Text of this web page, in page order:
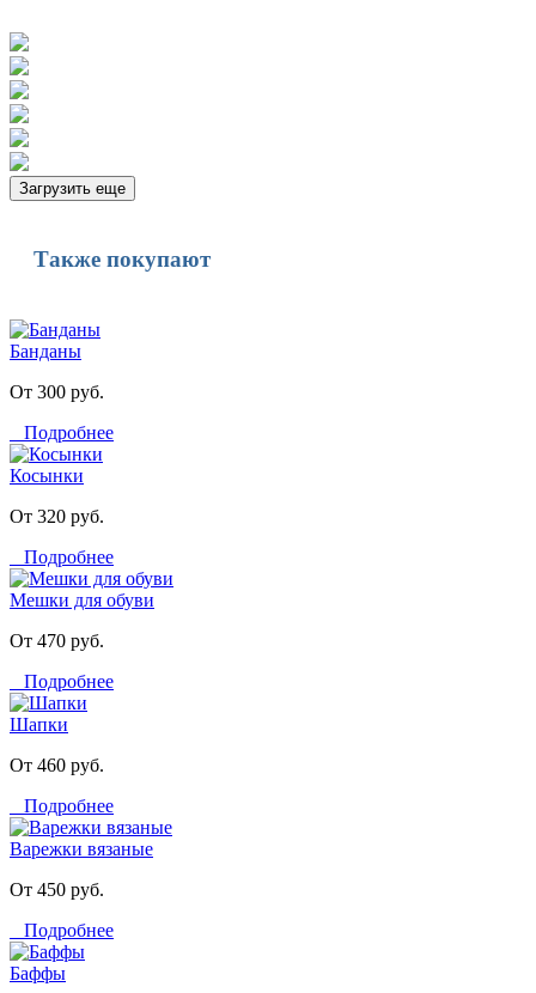
Загрузить еще
Также покупают
Банданы
От 300 руб.
Подробнее
Косынки
От 320 руб.
Подробнее
Мешки для обуви
От 470 руб.
Подробнее
Шапки
От 460 руб.
Подробнее
Варежки вязаные
От 450 руб.
Подробнее
Баффы